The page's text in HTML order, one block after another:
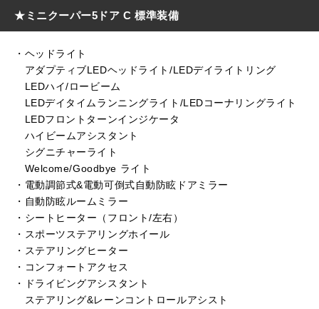
★ミニクーパー5ドア C 標準装備
・ヘッドライト
アダプティブLEDヘッドライト/LEDデイライトリング
LEDハイ/ロービーム
LEDデイタイムランニングライト/LEDコーナリングライト
LEDフロントターンインジケータ
ハイビームアシスタント
シグニチャーライト
Welcome/Goodbye ライト
・電動調節式&電動可倒式自動防眩ドアミラー
・自動防眩ルームミラー
・シートヒーター（フロント/左右）
・スポーツステアリングホイール
・ステアリングヒーター
・コンフォートアクセス
・ドライビングアシスタント
ステアリング&レーンコントロールアシスト